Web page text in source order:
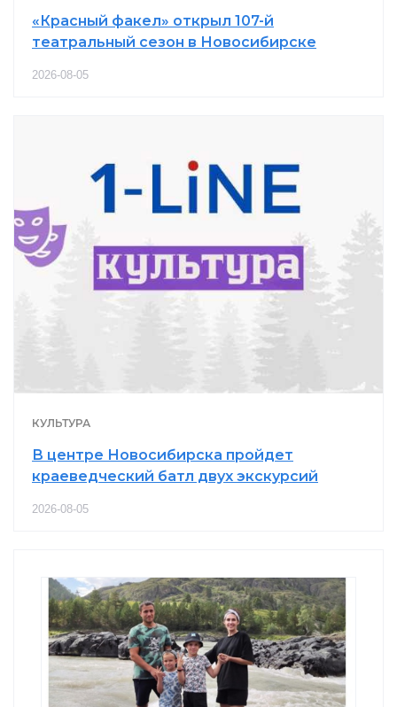
«Красный факел» открыл 107-й
театральный сезон в Новосибирске
2026-08-05
КУЛЬТУРА
В центре Новосибирска пройдет
краеведческий батл двух экскурсий
2026-08-05